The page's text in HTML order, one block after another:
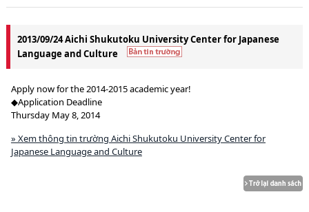
2013/09/24 Aichi Shukutoku University Center for Japanese
Language and Culture
Apply now for the 2014-2015 academic year!
◆Application Deadline
Thursday May 8, 2014
» Xem thông tin trường Aichi Shukutoku University Center for
Japanese Language and Culture